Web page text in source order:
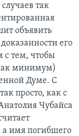
так
объявить
его
тем, чтобы
минимум)
Думе. С
просто, как с
Чубайса
а имя погибшего